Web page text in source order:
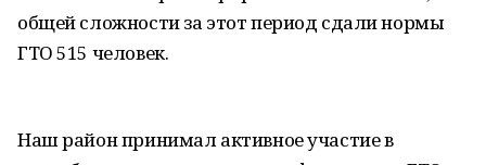
общей сложности за этот период сдали нормы
ГТО 515 человек.
Наш район принимал активное участие в